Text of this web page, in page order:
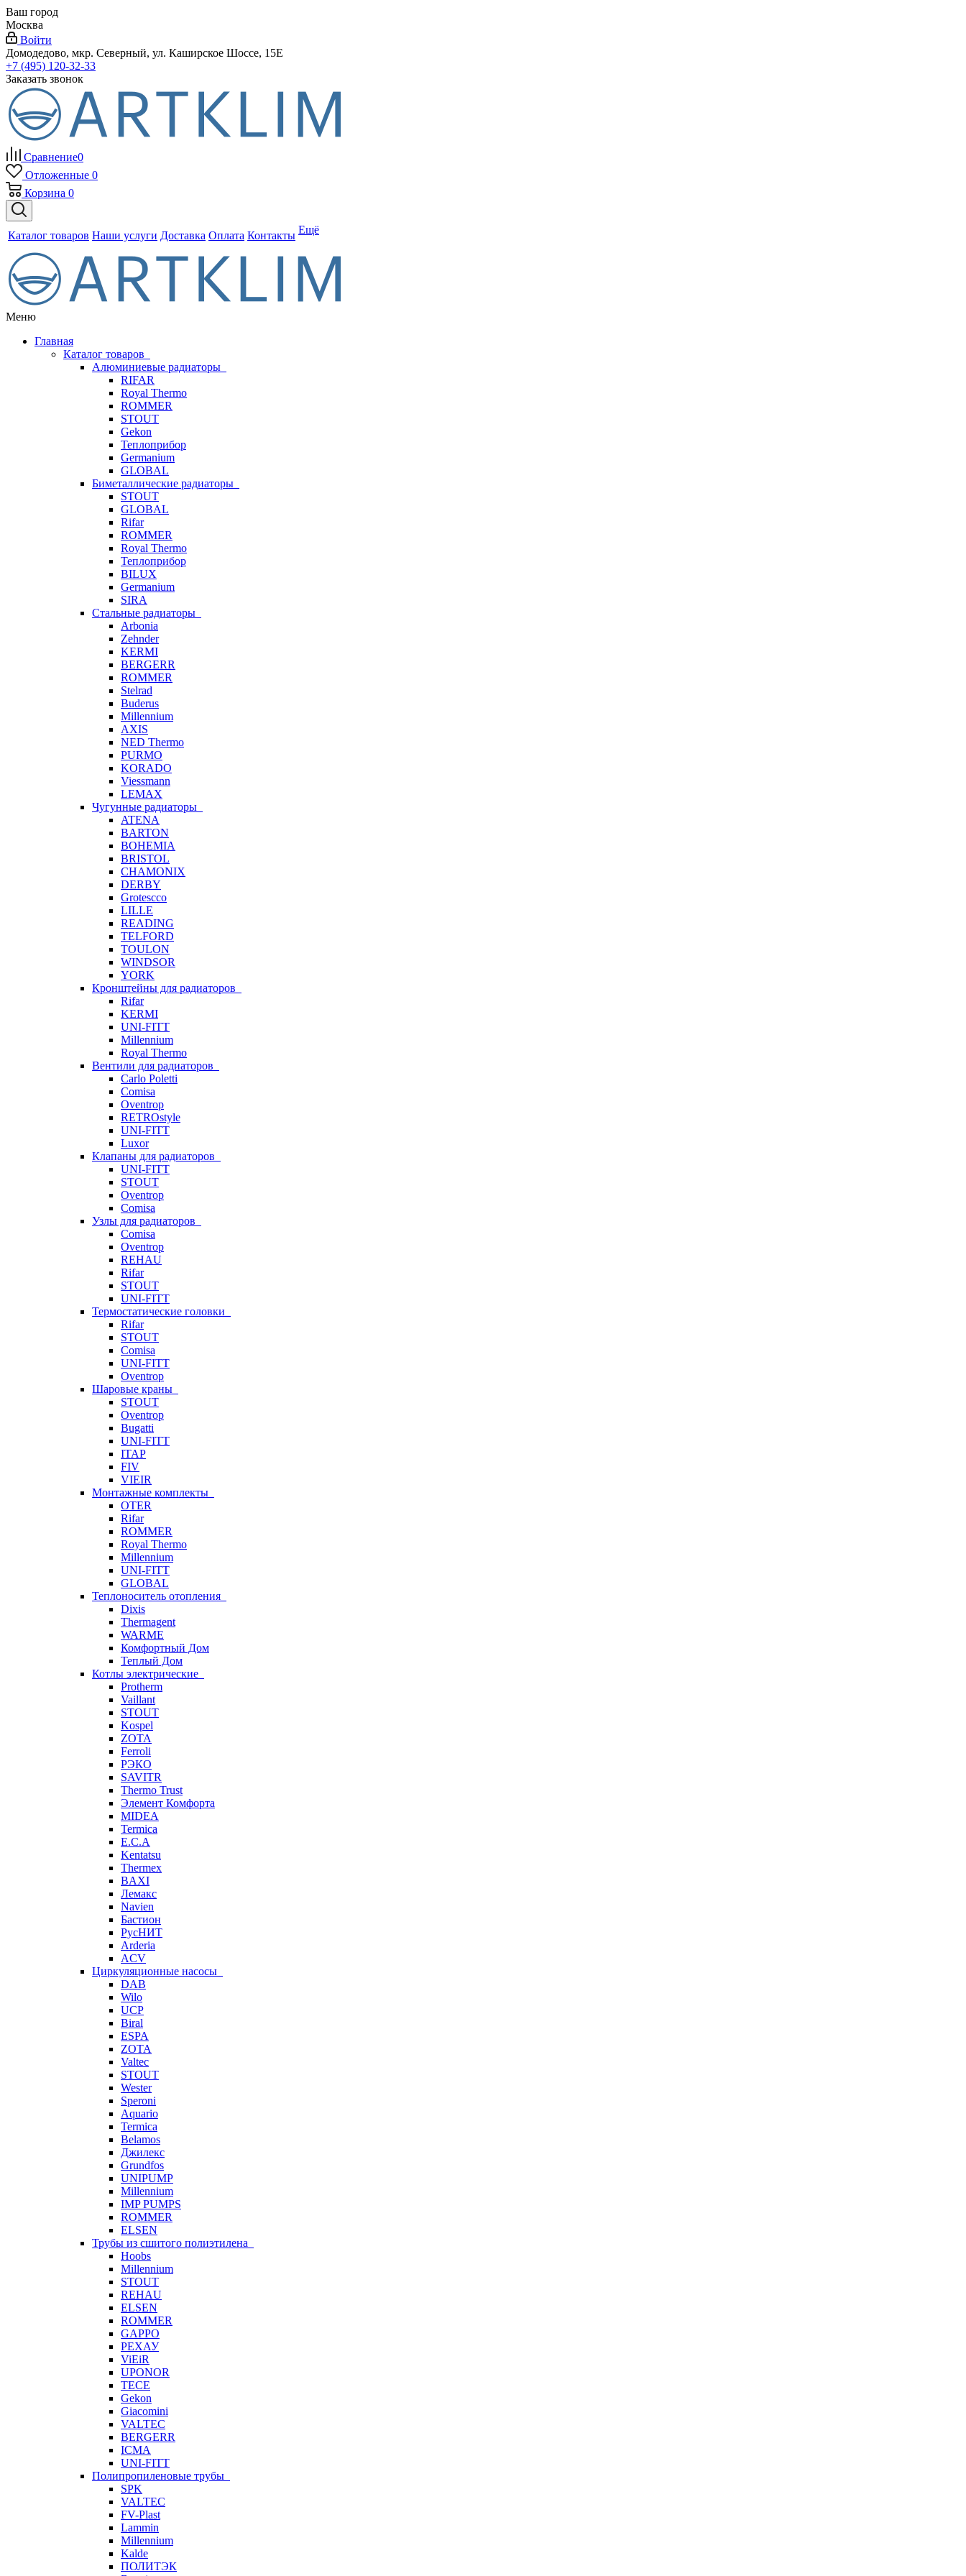
Ваш город
Москва
Войти
Домодедово, мкр. Северный, ул. Каширское Шоссе, 15Е
+7 (495) 120-32-33
Заказать звонок
Сравнение0
Отложенные 0
Корзина 0
Каталог товаров Наши услуги Доставка Оплата Контакты Ещё
Меню
Главная
Каталог товаров
Алюминиевые радиаторы
RIFAR
Royal Thermo
ROMMER
STOUT
Gekon
Теплоприбор
Germanium
GLOBAL
Биметаллические радиаторы
STOUT
GLOBAL
Rifar
ROMMER
Royal Thermo
Теплоприбор
BILUX
Germanium
SIRA
Стальные радиаторы
Arbonia
Zehnder
KERMI
BERGERR
ROMMER
Stelrad
Buderus
Millennium
AXIS
NED Thermo
PURMO
KORADO
Viessmann
LEMAX
Чугунные радиаторы
ATENA
BARTON
BOHEMIA
BRISTOL
CHAMONIX
DERBY
Grotescco
LILLE
READING
TELFORD
TOULON
WINDSOR
YORK
Кронштейны для радиаторов
Rifar
KERMI
UNI-FITT
Millennium
Royal Thermo
Вентили для радиаторов
Carlo Poletti
Comisa
Oventrop
RETROstyle
UNI-FITT
Luxor
Клапаны для радиаторов
UNI-FITT
STOUT
Oventrop
Comisa
Узлы для радиаторов
Comisa
Oventrop
REHAU
Rifar
STOUT
UNI-FITT
Термостатические головки
Rifar
STOUT
Comisa
UNI-FITT
Oventrop
Шаровые краны
STOUT
Oventrop
Bugatti
UNI-FITT
ITAP
FIV
VIEIR
Монтажные комплекты
OTER
Rifar
ROMMER
Royal Thermo
Millennium
UNI-FITT
GLOBAL
Теплоноситель отопления
Dixis
Thermagent
WARME
Комфортный Дом
Теплый Дом
Котлы электрические
Protherm
Vaillant
STOUT
Kospel
ZOTA
Ferroli
РЭКО
SAVITR
Thermo Trust
Элемент Комфорта
MIDEA
Termica
E.C.A
Kentatsu
Thermex
BAXI
Лемакс
Navien
Бастион
РусНИТ
Arderia
ACV
Циркуляционные насосы
DAB
Wilo
UCP
Biral
ESPA
ZOTA
Valtec
STOUT
Wester
Speroni
Aquario
Termica
Belamos
Джилекс
Grundfos
UNIPUMP
Millennium
IMP PUMPS
ROMMER
ELSEN
Трубы из сшитого полиэтилена
Hoobs
Millennium
STOUT
REHAU
ELSEN
ROMMER
GAPPO
РЕХАУ
ViEiR
UPONOR
TECE
Gekon
Giacomini
VALTEC
BERGERR
ICMA
UNI-FITT
Полипропиленовые трубы
SPK
VALTEC
FV-Plast
Lammin
Millennium
Kalde
ПОЛИТЭК